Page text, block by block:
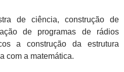
de ciência, construção de
de programas de rádios
a construção da estrutura
com a matemática.